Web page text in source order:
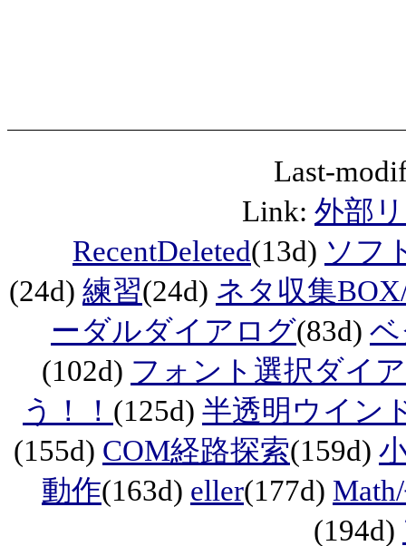
Last-
Link: 外部
RecentDeleted(13d) ソフ
(24d) 練習(24d) ネタ収集
ーダルダイアログ(83d)
(102d) フォント選択ダイ
う！！ (125d) 半透明ウイン
(155d) COM経路探索(159d)
動作(163d) eller(177d)
(194d)